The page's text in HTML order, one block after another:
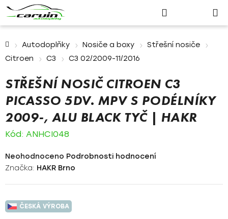
Přihlášení
košík
Autodoplňky Nosiče a boxy
Střešní nosiče
Citroen
C3 C3 02/2009-11/2016
STŘEŠNÍ NOSIČ CITROEN C3
PICASSO 5DV. MPV S PODÉLNÍKY
2009-, ALU BLACK TYČ | HAKR
Kód: ANHCI048
Průměrné
hodnocení
0,0
z
Neohodnoceno Podrobnosti hodnocení
Značka: HAKR Brno
ČESKÁ VÝROBA